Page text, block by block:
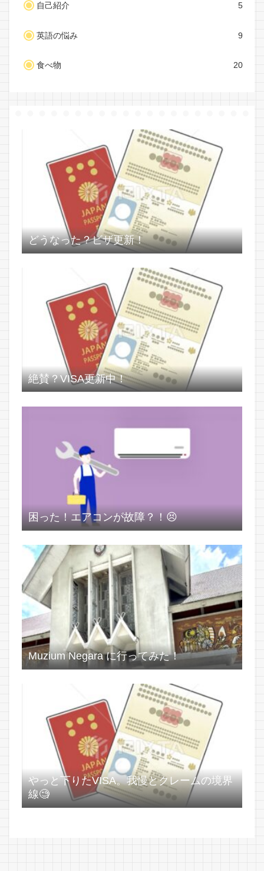
自己紹介 5
英語の悩み 9
食べ物 20
どうなった？ビザ更新！
絶賛？VISA更新中！
困った！エアコンが故障？！😣
Muzium Negara に行ってみた！
やっと下りたVISA。我慢とクレームの境界
線🧐